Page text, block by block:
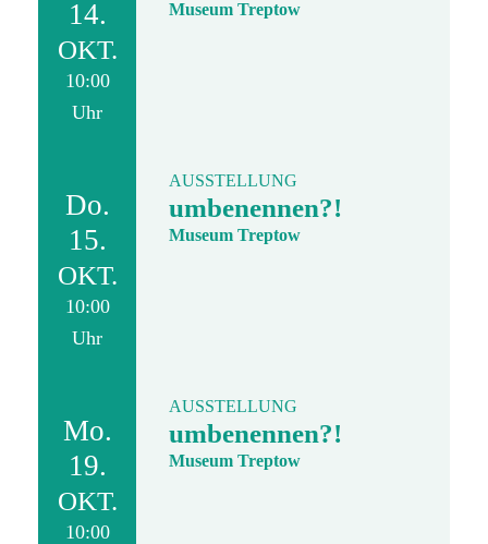
14.
OKT.
10:00
Uhr
Museum Treptow
Do.
15.
OKT.
10:00
Uhr
AUSSTELLUNG
umbenennen?!
Museum Treptow
Mo.
19.
OKT.
10:00
AUSSTELLUNG
umbenennen?!
Museum Treptow